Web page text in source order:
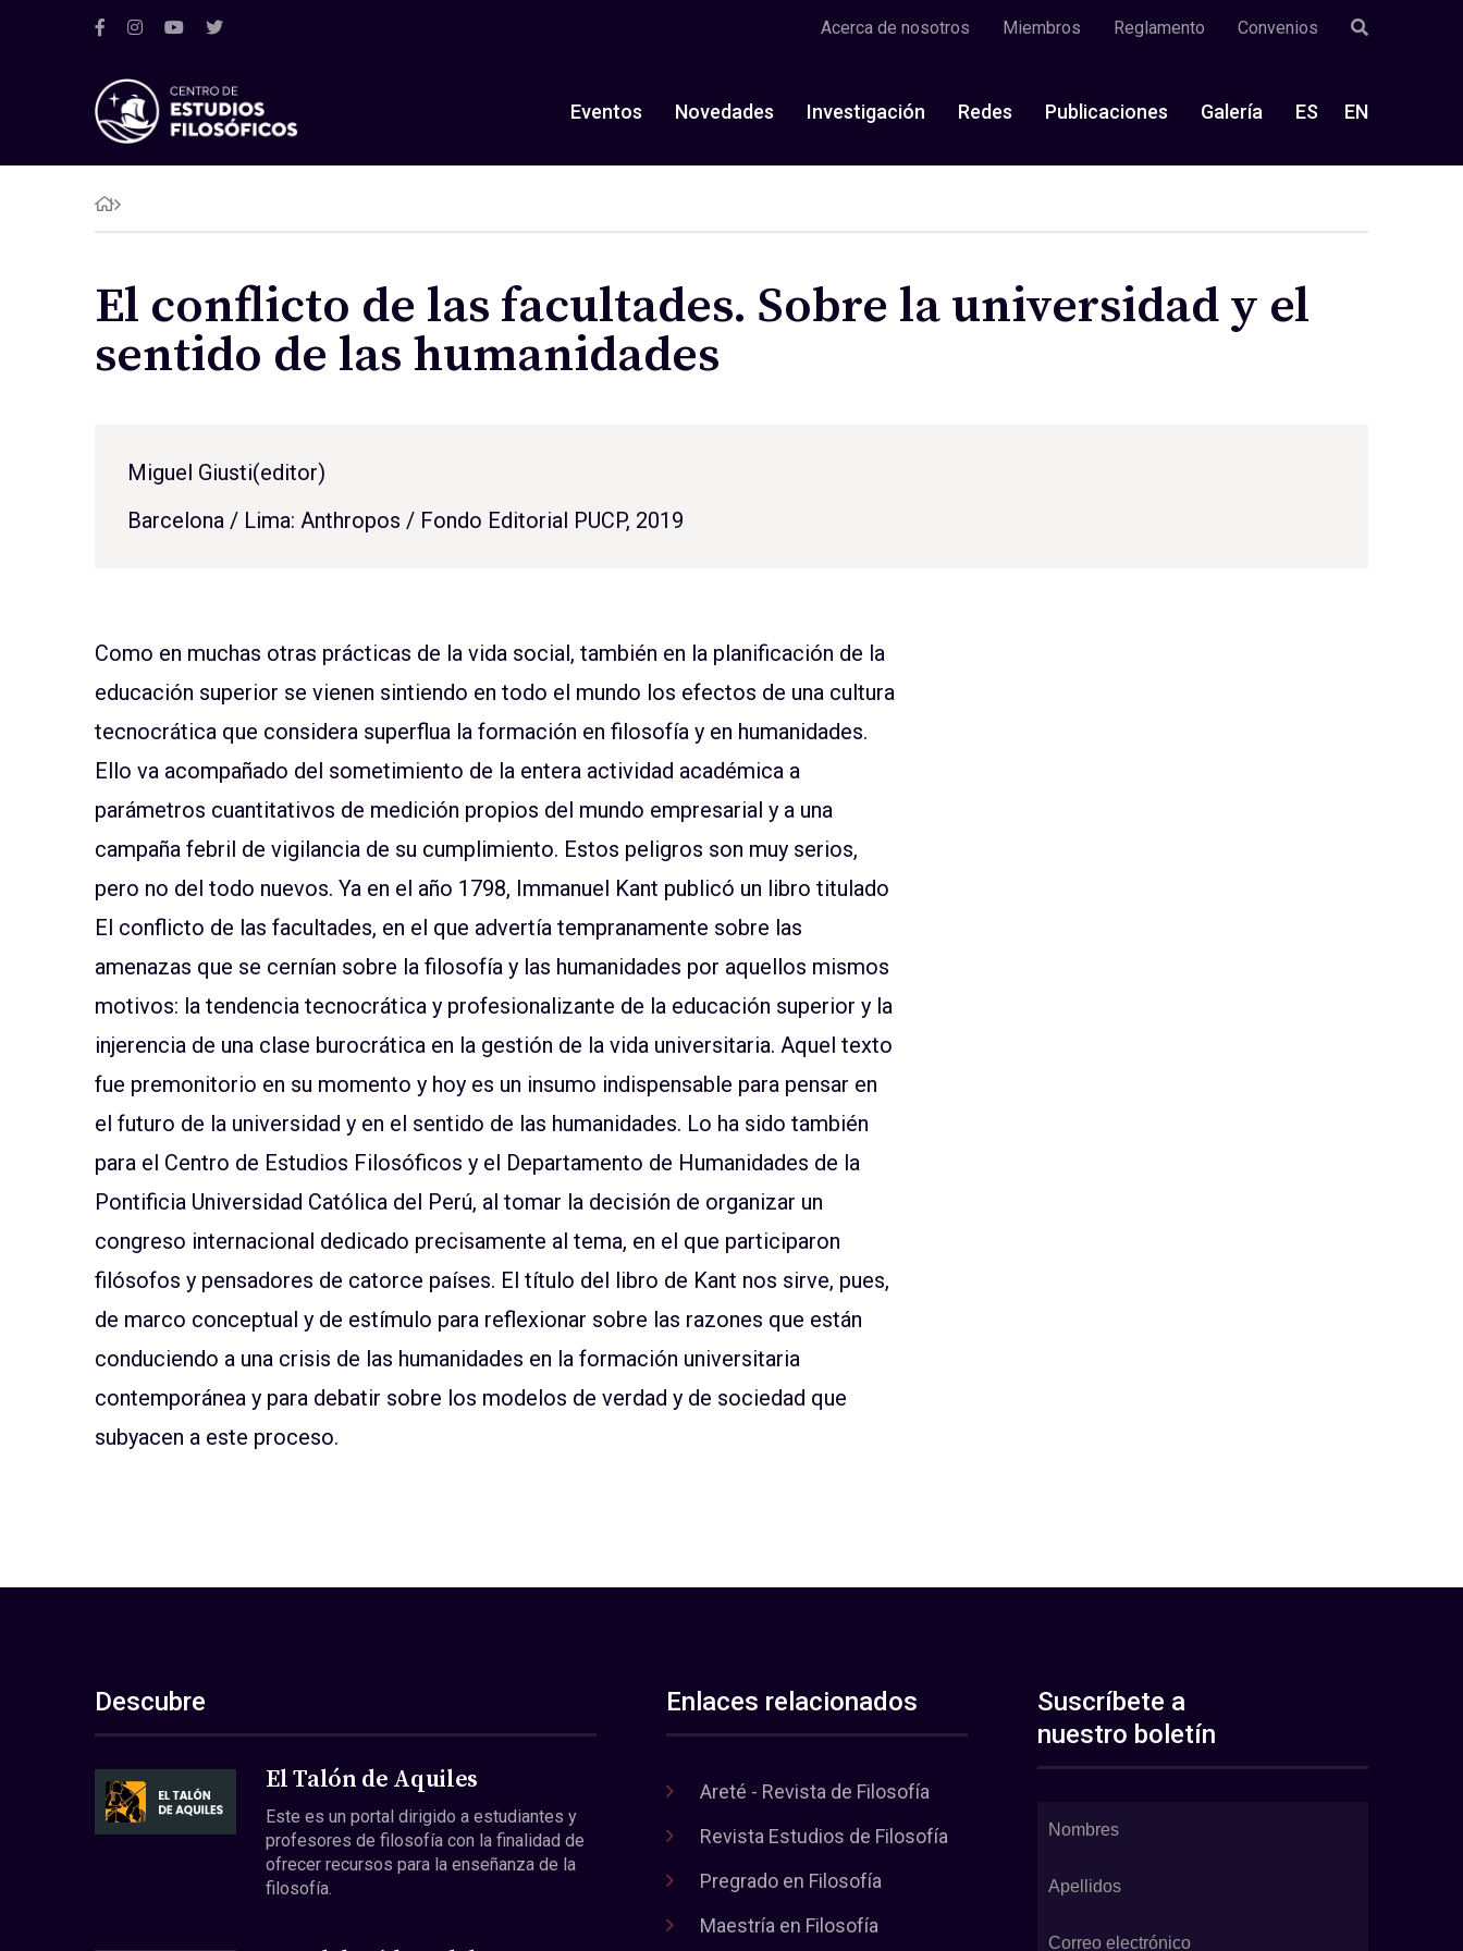
Acerca de nosotros Miembros Reglamento Convenios
Eventos Novedades Investigación Redes Publicaciones Galería ES EN
El conflicto de las facultades. Sobre la universidad y el
sentido de las humanidades
Miguel Giusti(editor)
Barcelona / Lima: Anthropos / Fondo Editorial PUCP, 2019
Como en muchas otras prácticas de la vida social, también en la planificación de la
educación superior se vienen sintiendo en todo el mundo los efectos de una cultura
tecnocrática que considera superflua la formación en filosofía y en humanidades.
Ello va acompañado del sometimiento de la entera actividad académica a
parámetros cuantitativos de medición propios del mundo empresarial y a una
campaña febril de vigilancia de su cumplimiento. Estos peligros son muy serios,
pero no del todo nuevos. Ya en el año 1798, Immanuel Kant publicó un libro titulado
El conflicto de las facultades, en el que advertía tempranamente sobre las
amenazas que se cernían sobre la filosofía y las humanidades por aquellos mismos
motivos: la tendencia tecnocrática y profesionalizante de la educación superior y la
injerencia de una clase burocrática en la gestión de la vida universitaria. Aquel texto
fue premonitorio en su momento y hoy es un insumo indispensable para pensar en
el futuro de la universidad y en el sentido de las humanidades. Lo ha sido también
para el Centro de Estudios Filosóficos y el Departamento de Humanidades de la
Pontificia Universidad Católica del Perú, al tomar la decisión de organizar un
congreso internacional dedicado precisamente al tema, en el que participaron
filósofos y pensadores de catorce países. El título del libro de Kant nos sirve, pues,
de marco conceptual y de estímulo para reflexionar sobre las razones que están
conduciendo a una crisis de las humanidades en la formación universitaria
contemporánea y para debatir sobre los modelos de verdad y de sociedad que
subyacen a este proceso.
Descubre
El Talón de Aquiles
Este es un portal dirigido a estudiantes y
profesores de filosofía con la finalidad de
ofrecer recursos para la enseñanza de la
filosofía.
Enlaces relacionados
Areté - Revista de Filosofía
Revista Estudios de Filosofía
Pregrado en Filosofía
Maestría en Filosofía
Suscríbete a
nuestro boletín